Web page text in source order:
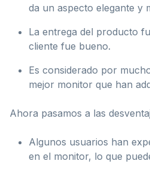
da un aspecto elegante y
La entrega del producto
cliente fue bueno.
Es considerado por
mejor monitor que han
Ahora pasamos a las
Algunos usuarios han
en el monitor, lo que